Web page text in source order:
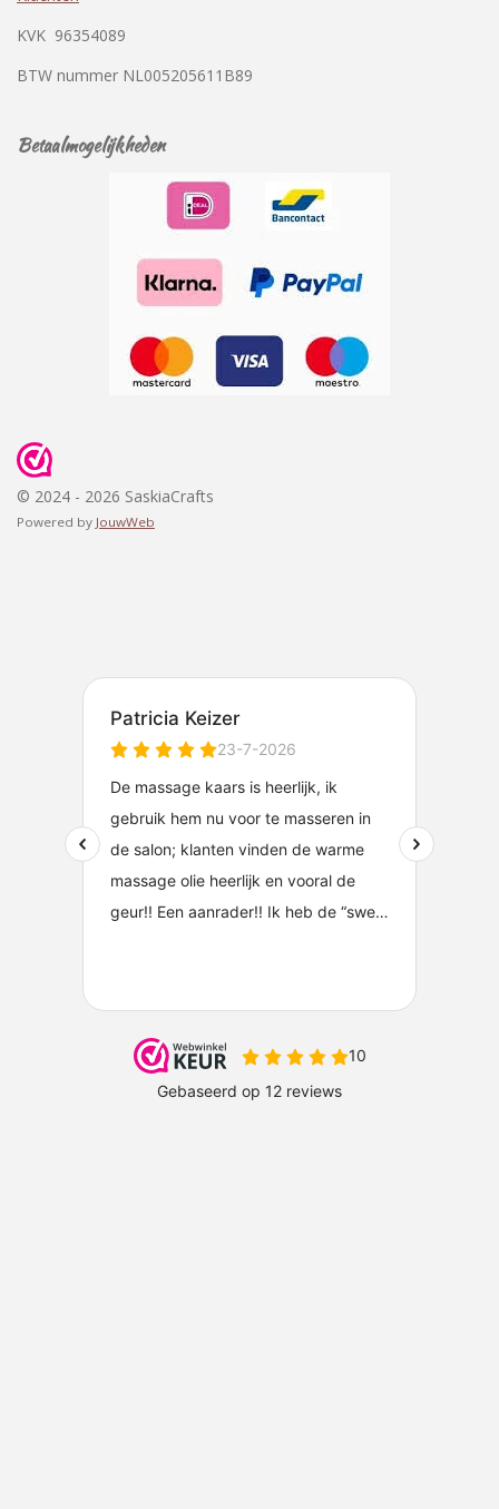
KVK 96354089
BTW nummer NL005205611B89
Betaalmogelijkheden
© 2024 - 2026 SaskiaCrafts
Powered by JouwWeb